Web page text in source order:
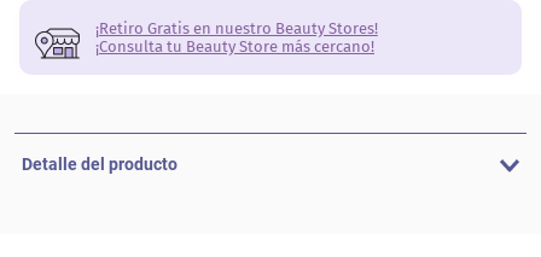
¡Retiro Gratis en nuestro Beauty Stores!
¡Consulta tu Beauty Store más cercano!
Detalle del producto